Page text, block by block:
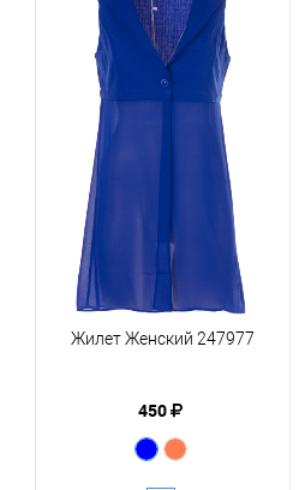
Жилет Женский 247977
450